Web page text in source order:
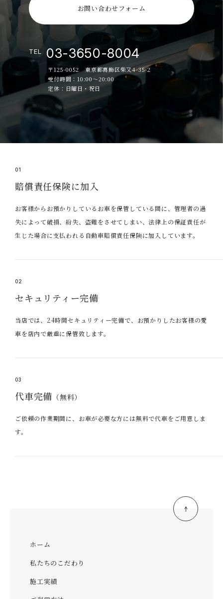
お問い合わせフォーム
TEL 03-3650-8004
〒125-0052 東京都葛飾区柴又4-35-2
受付時間：10:00～20:00
定休：日曜日・祝日
01
賠償責任保険に加入
お客様からお預かりしているお車を保管している間に、管理者の過
失によって破損、紛失、盗難をさせてしまい、法律上の保証責任が
生じた場合に支払われる自動車賠償責任保険に加入しています。
02
セキュリティー完備
当店では、24時間セキュリティー完備で、お預かりしたお客様の愛
車を店内で厳重に保管致します。
03
代車完備 （無料）
ご依頼の作業期間に、お車が必要な方には無料で代車をご用意しま
す。
ホーム
私たちのこだわり
施工実績